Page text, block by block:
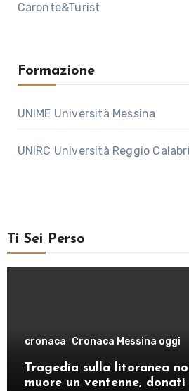
Caronte&Turist
Formazione
UNIME Università Messina
UNIRC Università Reggio
Ti Sei Perso
cronaca Cronaca Messina oggi
Tragedia sulla litoranea
muore un ventenne,